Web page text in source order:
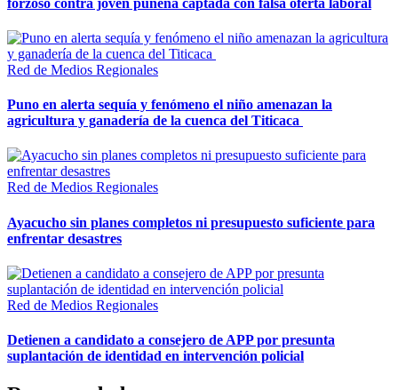
Red de Medios Regionales
Puno en alerta sequía y fenómeno el niño amenazan la
agricultura y ganadería de la cuenca del Titicaca
Red de Medios Regionales
Ayacucho sin planes completos ni presupuesto suficiente para
enfrentar desastres
Red de Medios Regionales
Detienen a candidato a consejero de APP por presunta
suplantación de identidad en intervención policial